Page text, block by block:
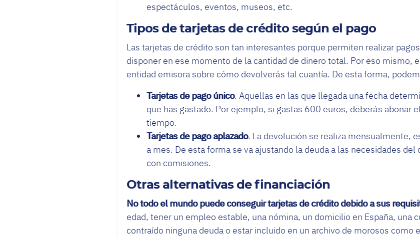
espectáculos, eventos, museos, etc.
Tipos de tarjetas de crédito según el pago
Las tarjetas de crédito son tan interesantes porque permiten realizar
disponer en ese momento de la cantidad de dinero total. Por eso mismo,
entidad emisora sobre cómo devolverás tal cuantía. De esta forma,
Tarjetas de pago único. Aquellas en las que llegada una fecha
que has gastado. Por ejemplo, si gastas 600 euros, deberás abonar
tiempo.
Tarjetas de pago aplazado. La devolución se realiza mensualmente,
a mes. De esta forma se va ajustando la deuda a las necesidades
con comisiones.
Otras alternativas de financiación
No todo el mundo puede conseguir tarjetas de crédito debido a sus
edad, tener un empleo estable, una nómina, un domicilio en España, una
contraído ninguna deuda o estar incluido en un archivo de morosos como